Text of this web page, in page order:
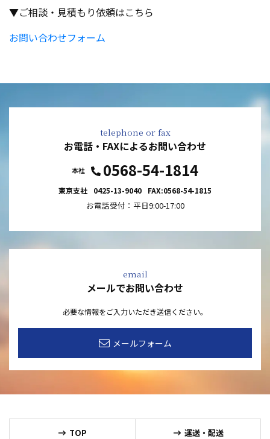
▼ご相談・見積もり依頼はこちら
お問い合わせフォーム
お電話・FAXによるお問い合わせ
0568-54-1814
東京支社 0425-13-9040 FAX:0568-54-1815
お電話受付：平日9:00-17:00
メールでお問い合わせ
必要な情報をご入力いただき送信ください。
メールフォーム
TOP 運送・配送